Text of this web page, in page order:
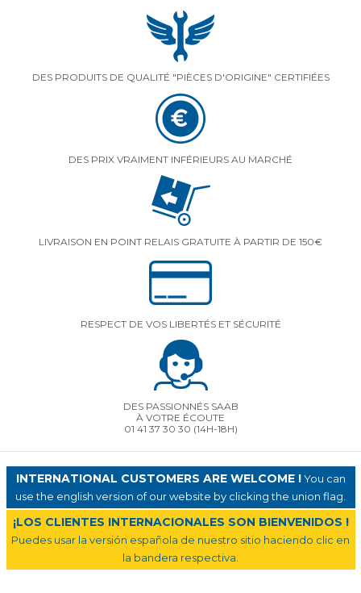
DES PRODUITS DE QUALITÉ "PIÈCES D'ORIGINE" CERTIFIÉES
DES PRIX VRAIMENT INFÉRIEURS AU MARCHÉ
LIVRAISON EN POINT RELAIS GRATUITE À PARTIR DE 150€
RESPECT DE VOS LIBERTÉS ET SÉCURITÉ
DES PASSIONNÉS SAAB
À VOTRE ÉCOUTE
01 41 37 30 30 (14H-18H)
INTERNATIONAL CUSTOMERS ARE WELCOME !You can
use the english version of our website by clicking the union flag.
¡LOS CLIENTES INTERNACIONALES SON BIENVENIDOS !
Puedes usar la versión española de nuestro sitio haciendo clic en
la bandera respectiva.